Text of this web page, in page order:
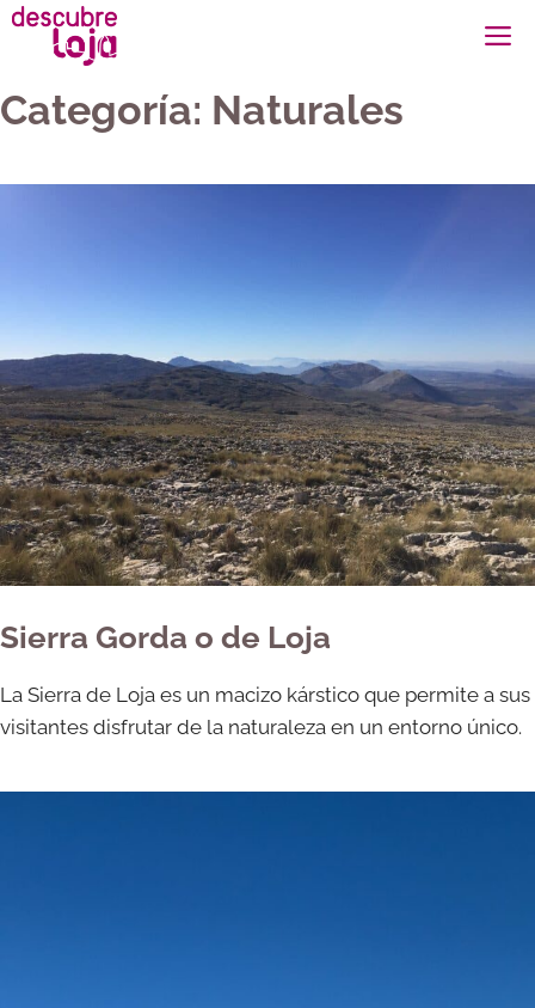
Saltar
Categoría: Naturales
Sierra Gorda o de Loja
La Sierra de Loja es un macizo kárstico que permite a sus
visitantes disfrutar de la naturaleza en un entorno único.